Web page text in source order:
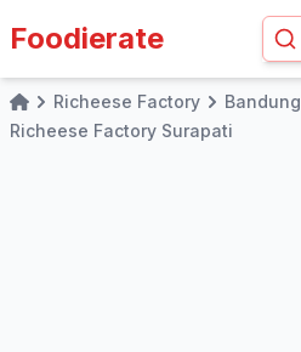
Foodierate
HomeRicheese Factory Bandung
Richeese Factory Surapati